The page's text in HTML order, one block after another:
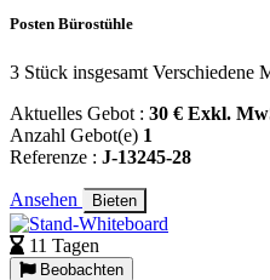
Posten Bürostühle
3 Stück insgesamt Verschiedene
Aktuelles Gebot : 30 € Exkl.
Anzahl Gebot(e) 1
Referenze : J-13245-28
Ansehen Bieten
11 Tagen
Beobachten